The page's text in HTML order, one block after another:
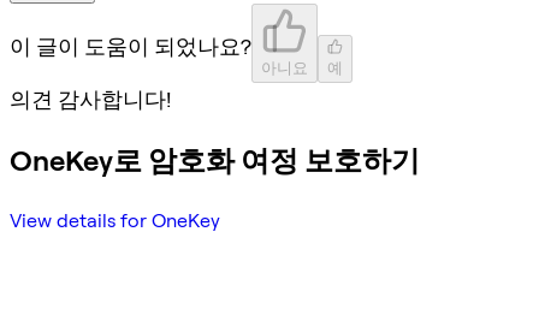
이 글이 도움이 되었나요?
아니요 예
의견 감사합니다!
OneKey로 암호화 여정 보호하기
View details for OneKey